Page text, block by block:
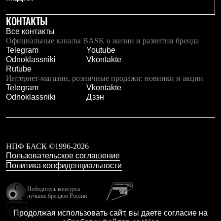
Аксессуары для спальников
Сумки и баулы
Баулы
Кошельки
Сумки
Гермомешки
Полезные аксессуары
Книги
Еда
Коврики
Женская обувь
Мужская обувь
Ботинки
Кроссовки
Гамаши и бахилы
Гамаши
Бахилы
Тапочки и чуни
КОНТАКТЫ
Все контакты
Официальные каналы BASK о жизни и развитии бренда
Telegram
Youtube
Odnoklassniki
Vkontakte
Rutube
Интернет-магазин, розничные продажи: новинки и акции
Telegram
Vkontakte
Odnoklassniki
Дзэн
НПФ БАСК ©1996-2026
Пользовательское соглашение
Политика конфиденциальности
Победитель конкурса
лучших брендов России
Калибр
Продолжая использовать сайт, вы даете согласие на